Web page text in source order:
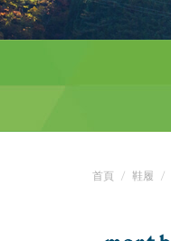
首頁 鞋履